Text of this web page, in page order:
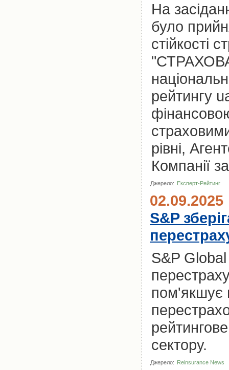
На
було
стійкості
рейтингу
рівні,
Компанії
Джерело: Експерт-Рейтинг
02.09.2025
S&P
S&P
пом'якшує
сектору.
Джерело: Reinsurance News